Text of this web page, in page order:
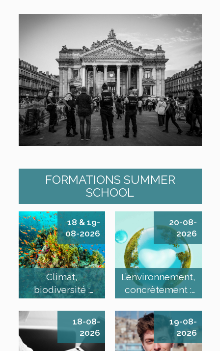
FORMATIONS SUMMER
SCHOOL
Climat,
biodiversité :
18 & 19-
08-2026
L’environnement,
concrètement :
20-08-
2026
18-08-
2026
19-08-
2026